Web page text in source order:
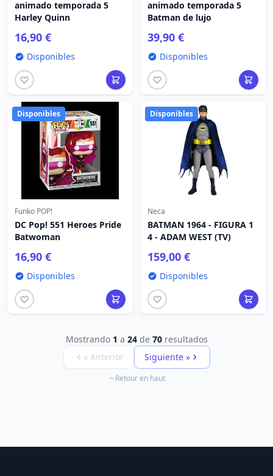
animado temporada 5
Harley Quinn
16,90 €
Disponibles
animado temporada 5
Batman de lujo
39,90 €
Disponibles
Disponibles
Funko POP!
DC Pop! 551 Heroes Pride
Batwoman
16,90 €
Disponibles
Disponibles
Neca
BATMAN 1964 - FIGURA 1
4 - ADAM WEST (TV)
159,00 €
Disponibles
Mostrando 1 a 24de 70resultados
« Anterior
Siguiente »
Retour en haut